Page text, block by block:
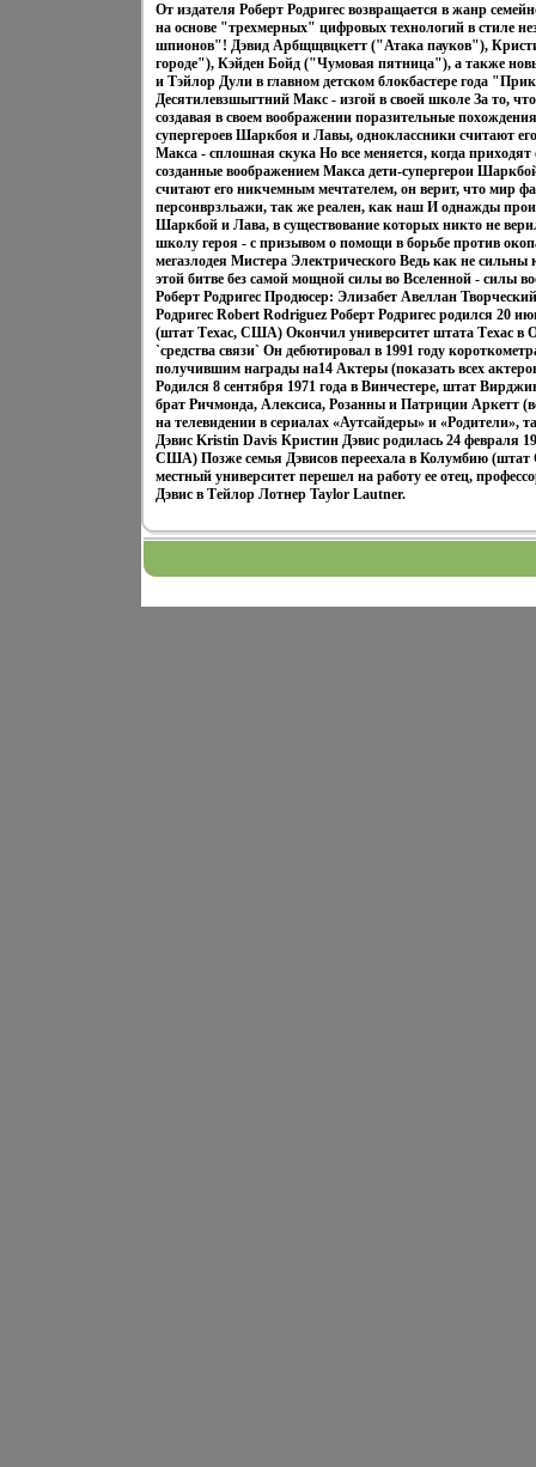
От издателя Роберт Родригес возвращается в жанр
на основе "трехмерных" цифровых технологий в стиле
шпионов"! Дэвид Арбщщвцкетт ("Атака пауков"),
городе"), Кэйден Бойд ("Чумовая пятница"), а также
и Тэйлор Дули в главном детском блокбастере года
Десятилевзшыгтний Макс - изгой в своей школе За то,
создавая в своем воображении поразительные
супергероев Шаркбоя и Лавы, одноклассники считают
Макса - сплошная скука Но все меняется, когда
созданные воображением Макса дети-супергерои
считают его никчемным мечтателем, он верит, что мир
персонврзльажи, так же реален, как наш И однажды
Шаркбой и Лава, в существование которых никто не
школу героя - с призывом о помощи в борьбе против
мегазлодея Мистера Электрического Ведь как не
этой битве без самой мощной силы во Вселенной - силы
Роберт Родригес Продюсер: Элизабет Авеллан
Родригес Robert Rodriguez Роберт Родригес родился 20
(штат Техас, США) Окончил университет штата Техас в
`средства связи` Он дебютировал в 1991 году
получившим награды на14 Актеры (показать всех
Родился 8 сентября 1971 года в Винчестере, штат
брат Ричмонда, Алексиса, Розанны и Патриции Аркетт
на телевидении в сериалах «Аутсайдеры» и «Родители»,
Дэвис Kristin Davis Кристин Дэвис родилась 24 февраля
США) Позже семья Дэвисов переехала в Колумбию (штат
местный университет перешел на работу ее отец,
Дэвис в Тейлор Лотнер Taylor Lautner.